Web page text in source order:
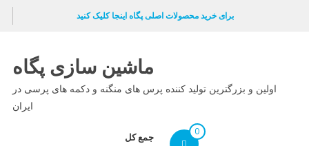
برای خرید محصولات اصلی پگاه اینجا کلیک کنید
ماشین سازی پگاه
اولین و بزرگترین تولید کننده پرس های منگنه و دکمه های پرسی در
ایران
0 جمع کل